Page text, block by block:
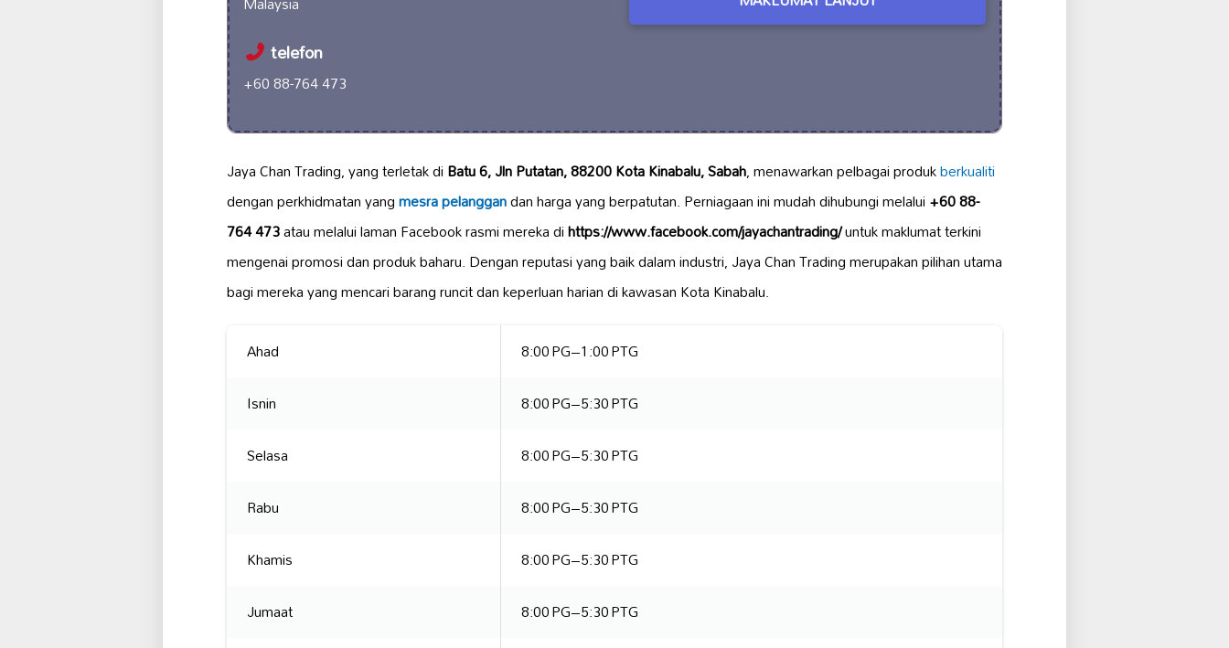
telefon
+60 88-764 473
Jaya Chan Trading, yang terletak diBatu 6, Jln Putatan, 88200 Kota Kinabalu, Sabah, menawarkan pelbagai produkberkualiti
dengan perkhidmatan yangmesra pelanggandan harga yang berpatutan. Perniagaan ini mudah dihubungi melalui+60 88-
764 473atau melalui laman Facebook rasmi mereka dihttps://www.facebook.com/jayachantrading/untuk maklumat terkini
mengenai promosi dan produk baharu. Dengan reputasi yang baik dalam industri, Jaya Chan Trading merupakan pilihan utama
bagi mereka yang mencari barang runcit dan keperluan harian di kawasan Kota Kinabalu.
Ahad
8:00 PG–1:00 PTG
Isnin
8:00 PG–5:30 PTG
Selasa
8:00 PG–5:30 PTG
Rabu
8:00 PG–5:30 PTG
Khamis
8:00 PG–5:30 PTG
Jumaat
8:00 PG–5:30 PTG